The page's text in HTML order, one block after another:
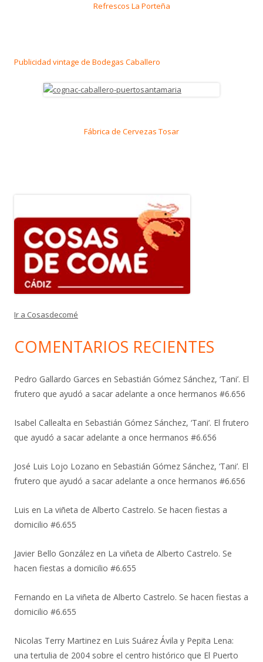
Refrescos La Porteña
Publicidad vintage de Bodegas Caballero
Fábrica de Cervezas Tosar
Ir a Cosasdecomé
COMENTARIOS RECIENTES
Pedro Gallardo Garces en Sebastián Gómez Sánchez, ‘Tani’. El
frutero que ayudó a sacar adelante a once hermanos #6.656
Isabel Callealta en Sebastián Gómez Sánchez, ‘Tani’. El frutero
que ayudó a sacar adelante a once hermanos #6.656
José Luis Lojo Lozano en Sebastián Gómez Sánchez, ‘Tani’. El
frutero que ayudó a sacar adelante a once hermanos #6.656
Luis en La viñeta de Alberto Castrelo. Se hacen fiestas a
domicilio #6.655
Javier Bello González en La viñeta de Alberto Castrelo. Se
hacen fiestas a domicilio #6.655
Fernando en La viñeta de Alberto Castrelo. Se hacen fiestas a
domicilio #6.655
Nicolas Terry Martinez en Luis Suárez Ávila y Pepita Lena:
una tertulia de 2004 sobre el centro histórico que El Puerto